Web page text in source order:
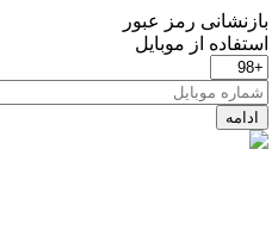
بازنشانی رمز عبور
استفاده از موبایل
ادامه